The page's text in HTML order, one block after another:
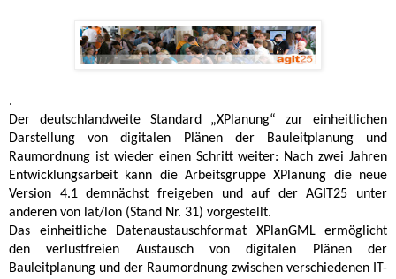
.
Der deutschlandweite Standard „XPlanung“ zur einheitlichen
Darstellung von digitalen Plänen der Bauleitplanung und
Raumordnung ist wieder einen Schritt weiter: Nach zwei Jahren
Entwicklungsarbeit kann die Arbeitsgruppe XPlanung die neue
Version 4.1 demnächst freigeben und auf der AGIT25 unter
anderen von lat/lon (Stand Nr. 31) vorgestellt.
Das einheitliche Datenaustauschformat XPlanGML ermöglicht
den verlustfreien Austausch von digitalen Plänen der
Bauleitplanung und der Raumordnung zwischen verschiedenen IT-